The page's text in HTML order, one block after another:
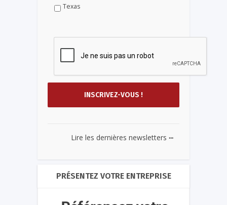
Texas
Lire les dernières newsletters ...
PRÉSENTEZ VOTRE ENTREPRISE